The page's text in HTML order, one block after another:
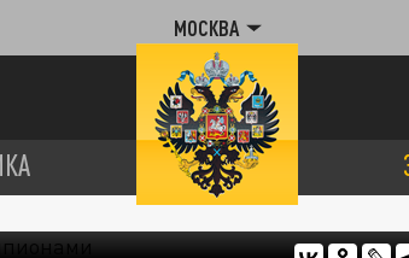
МОСКВА